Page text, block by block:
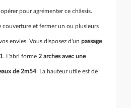
pour agrémenter ce châssis.
couverture et fermer un ou plusieurs
envies. Vous disposez d'un passage
. L'abri forme 2 arches avec une
de 2m54. La hauteur utile est de